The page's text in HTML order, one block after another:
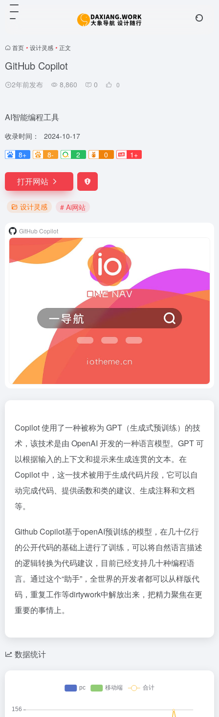
首页 • 设计灵感 • 正文
GitHub Copilot
2年前发布 8,860 0 0
AI智能编程工具
收录时间：
2024-10-17
8+
8- 2 0 1+
打开网站
设计灵感 # Ai网站
GitHub Copilot
Copilot 使用了一种被称为 GPT（生成式预训练）的技
术，该技术是由 OpenAI 开发的一种语言模型。GPT 可
以根据输入的上下文和提示来生成连贯的文本。在
Copilot 中，这一技术被用于生成代码片段，它可以自
动完成代码、提供函数和类的建议、生成注释和文档
等。
Github Copilot基于openAI预训练的模型，在几十亿行
的公开代码的基础上进行了训练，可以将自然语言描述
的逻辑转换为代码建议，目前已经支持几十种编程语
言。通过这个“助手”，全世界的开发者都可以从样版代
码，重复工作等dirtywork中解放出来，把精力聚焦在更
重要的事情上。
数据统计